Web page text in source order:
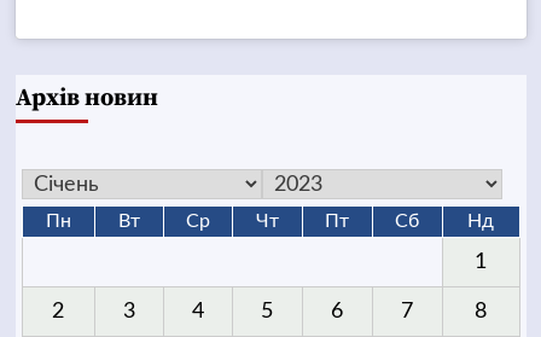
Архів новин
Пн Вт Ср Чт Пт Сб Нд
1
2 3 4 5 6 7 8